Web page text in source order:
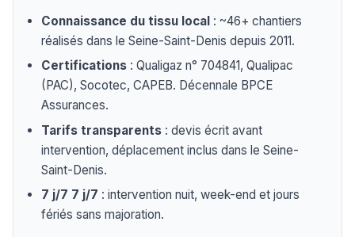
Connaissance du tissu local : ~46+ chantiers
réalisés dans le Seine-Saint-Denis depuis 2011.
Certifications : Qualigaz n° 704841, Qualipac
(PAC), Socotec, CAPEB. Décennale BPCE
Assurances.
Tarifs transparents : devis écrit avant
intervention, déplacement inclus dans le Seine-
Saint-Denis.
7 j/7 7 j/7 : intervention nuit, week-end et jours
fériés sans majoration.